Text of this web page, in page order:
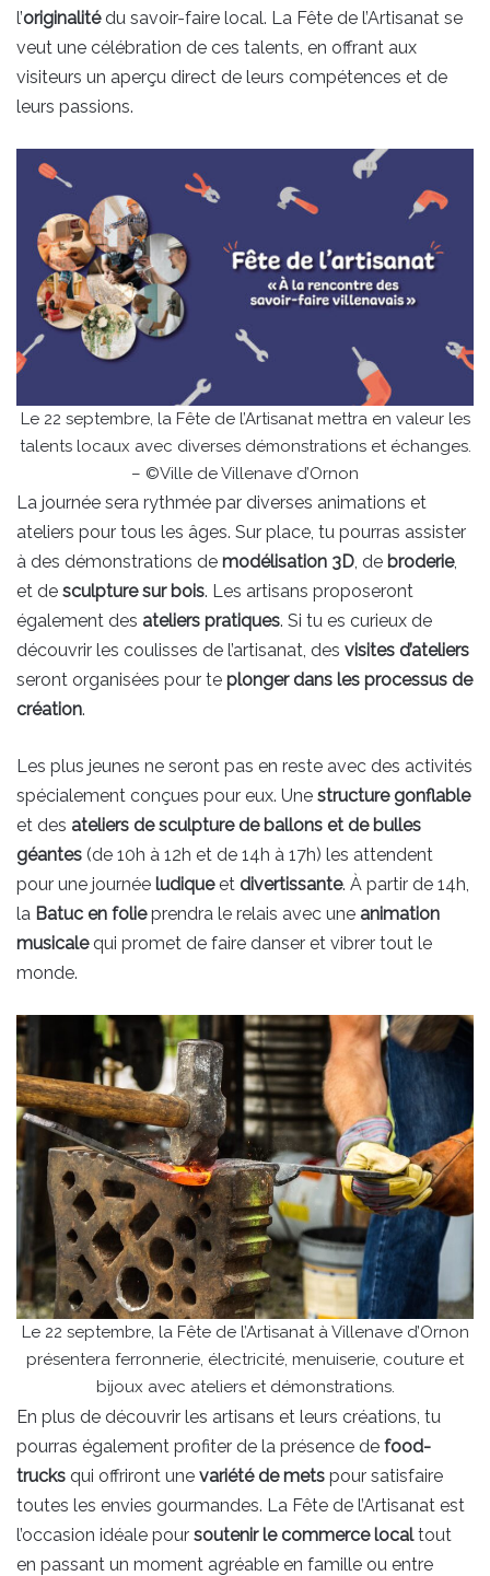
l’originalitédu savoir-faire local. La Fête de l’Artisanat se
veut une célébration de ces talents, en offrant aux
visiteurs un aperçu direct de leurs compétences et de
leurs passions.
Le 22 septembre, la Fête de l’Artisanat mettra en valeur les
talents locaux avec diverses démonstrations et échanges.
– ©Ville de Villenave d’Ornon
La journée sera rythmée par diverses animations et
ateliers pour tous les âges. Sur place, tu pourras assister
à des démonstrations de modélisation 3D, de broderie,
et de sculpture sur bois. Les artisans proposeront
également des ateliers pratiques. Si tu es curieux de
découvrir les coulisses de l’artisanat, des visites d’ateliers
seront organisées pour te plonger dans les processus de
création.
Les plus jeunes ne seront pas en reste avec des activités
spécialement conçues pour eux. Une structure gonflable
et des ateliers de sculpture de ballons et de bulles
géantes (de 10h à 12h et de 14h à 17h) les attendent
pour une journée ludiqueet divertissante. À partir de 14h,
la Batuc en folieprendra le relais avec une animation
musicalequi promet de faire danser et vibrer tout le
monde.
Le 22 septembre, la Fête de l’Artisanat à Villenave d’Ornon
présentera ferronnerie, électricité, menuiserie, couture et
bijoux avec ateliers et démonstrations.
En plus de découvrir les artisans et leurs créations, tu
pourras également profiter de la présence de food-
trucks qui offriront une variété de mets pour satisfaire
toutes les envies gourmandes. La Fête de l’Artisanat est
l’occasion idéale pour soutenir le commerce localtout
en passant un moment agréable en famille ou entre